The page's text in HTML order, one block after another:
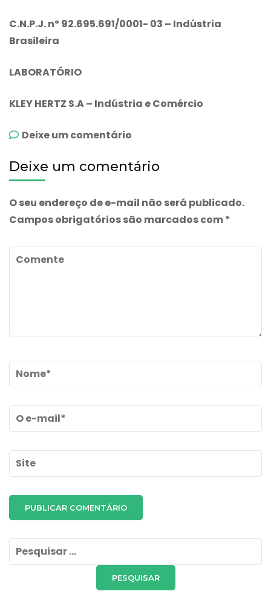
C.N.P.J. nº 92.695.691/0001- 03 – Indústria
Brasileira
LABORATÓRIO
KLEY HERTZ S.A – Indústria e Comércio
Deixe um comentário
Deixe um comentário
O seu endereço de e-mail não será publicado.
Campos obrigatórios são marcados com*
Comente
Name *
Email*
Site
Pesquisar
por: